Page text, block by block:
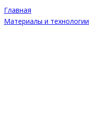
Главная
Материалы и технологии